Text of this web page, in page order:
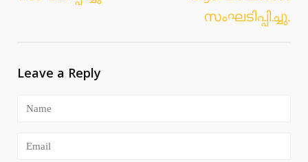
സംഘടിപ്പിച്ചു.
Leave a Reply